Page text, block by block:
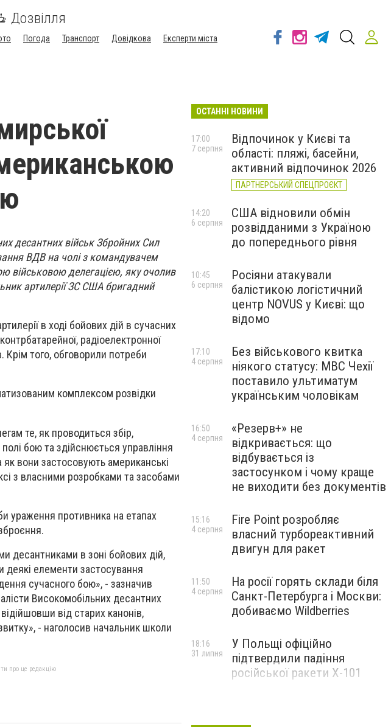
Дозвілля
Погода Транспорт Довідкова
Експерти міста
десантних військ Збройних Сил
ВДВ на чолі з командувачем
делегацією, яку очолив
артилерії ЗС США бригадний
в ході бойових дій в сучасних
радіоелектронної
Крім того, обговорили потреби
комплексом розвідки
те, як проводиться збір,
бою та здійснюється управління
вони застосовують американські
з власними розробками та засобами
ураження противника на етапах
десантниками в зоні бойових дій,
елементи застосування
сучасного бою», - зазначив
Високомобільних десантних
від старих канонів,
- наголосив начальник школи
про це редакцію
ОСТАННІ НОВИНИ
Відпочинок у Києві та
області: пляжі, басейни,
активний відпочинок 2026
ПАРТНЕРСЬКИЙ СПЕЦПРОЄКТ
17:00
7 серпня
США відновили обмін
розвідданими з Україною
до попереднього рівня
14:20
6 серпня
Росіяни атакували
балістикою логістичний
центр NOVUS у Києві: що
відомо
10:45
6 серпня
Без військового квитка
ніякого статусу: МВС Чехії
поставило ультиматум
українським чоловікам
17:10
4 серпня
«Резерв+» не
відкривається: що
відбувається із
застосунком і чому краще
не виходити без документів
16:50
4 серпня
Fire Point розробляє
власний турбореактивний
двигун для ракет
15:16
4 серпня
На росії горять склади біля
Санкт-Петербурга і Москви:
добиваємо Wildberries
11:50
4 серпня
У Польщі офіційно
підтвердили падіння
російської ракети Х-101
18:16
31 липня